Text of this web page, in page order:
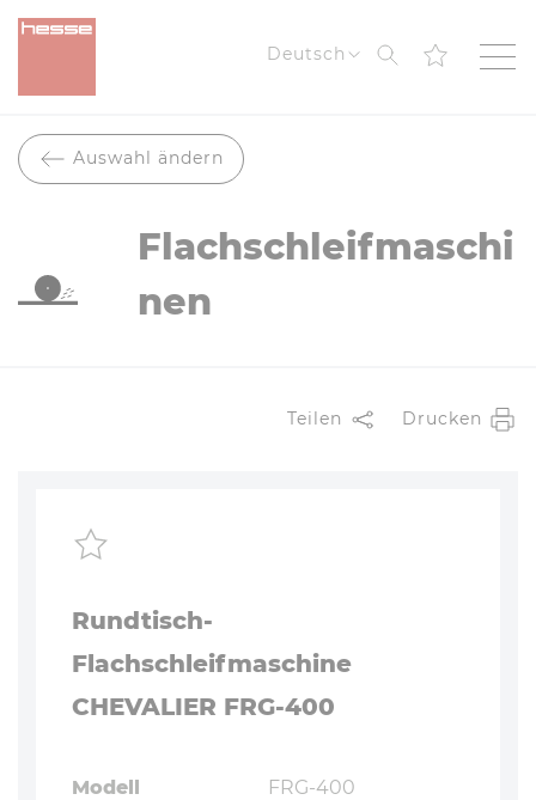
Deutsch Suche
Auswahl ändern
Flachschleifmaschi
nen
Teilen Drucken
Rundtisch-
Flachschleifmaschine
CHEVALIER FRG-400
Modell FRG-400